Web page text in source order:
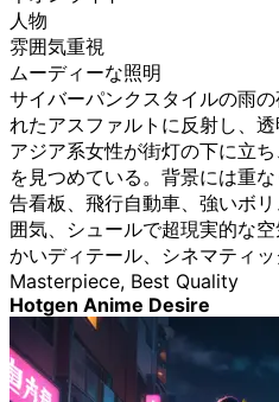
人物
雰囲気重視
ムーディーな照明
サイバーパンクスタイルの雨
れたアスファルトに反射し、
アジア系女性が街灯の下に立
を見つめている。背景には重
告看板、飛行自動車、強いボ
囲気、シュールで超現実的な
かいディテール、シネマティッ
Masterpiece, Best Quality
Hotgen Anime Desire